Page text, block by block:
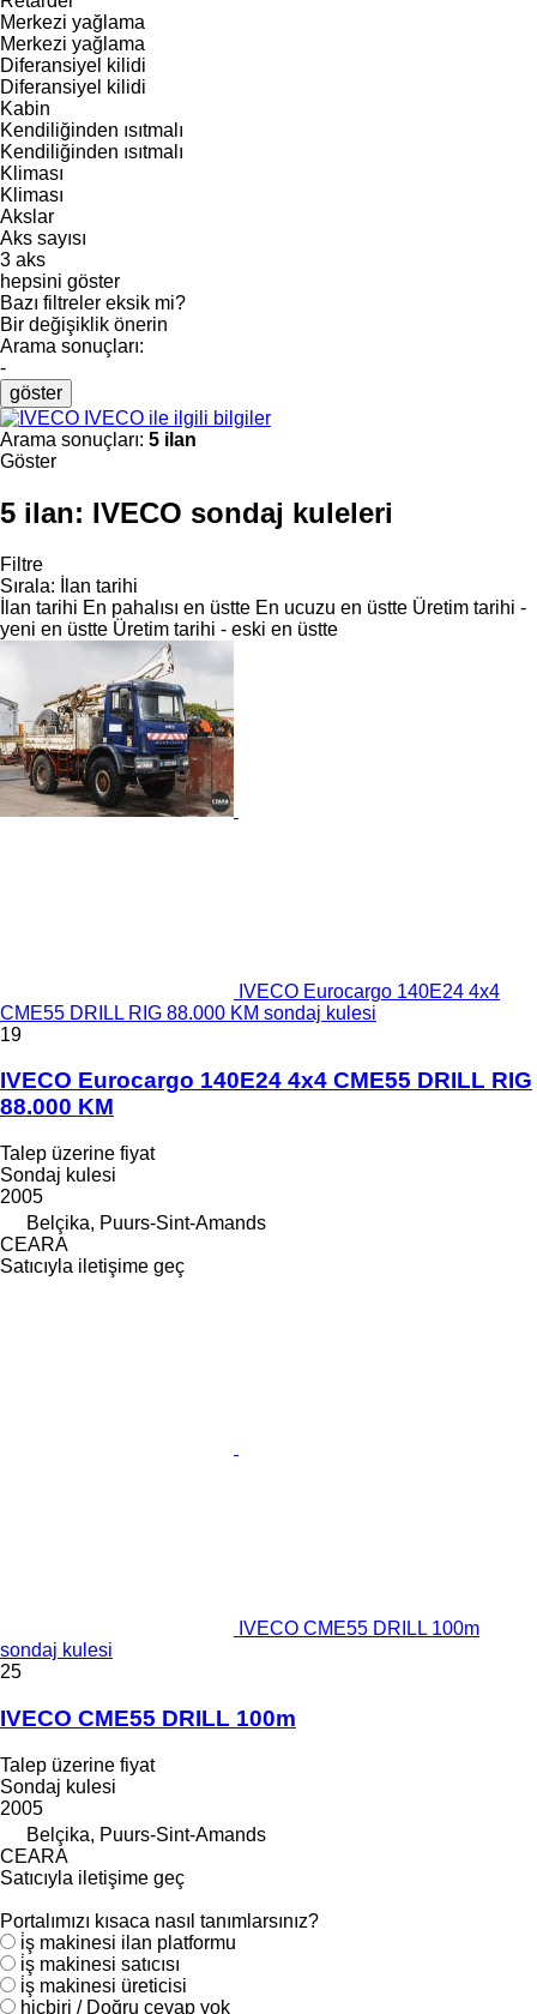
Merkezi yağlama
Merkezi yağlama
Diferansiyel kilidi
Diferansiyel kilidi
Kabin
Kendiliğinden ısıtmalı
Kendiliğinden ısıtmalı
Kliması
Kliması
Akslar
Aks sayısı
3 aks
hepsini göster
Bazı filtreler eksik mi?
Bir değişiklik önerin
Arama sonuçları:
-
göster
IVECO ile ilgili bilgiler
Arama sonuçları: 5 ilan
Göster
5 ilan: IVECO sondaj kuleleri
Filtre
Sırala:
İlan tarihi
İlan tarihi En pahalısı en üstte En ucuzu en üstte Üretim tarihi -
yeni en üstte Üretim tarihi - eski en üstte
IVECO Eurocargo 140E24 4x4
CME55 DRILL RIG 88.000 KM sondaj kulesi
19
IVECO Eurocargo 140E24 4x4 CME55 DRILL RIG
88.000 KM
Talep üzerine fiyat
Sondaj kulesi
2005
Belçika, Puurs-Sint-Amands
CEARA
Satıcıyla iletişime geç
IVECO CME55 DRILL 100m
sondaj kulesi
25
IVECO CME55 DRILL 100m
Talep üzerine fiyat
Sondaj kulesi
2005
Belçika, Puurs-Sint-Amands
CEARA
Satıcıyla iletişime geç
Portalımızı kısaca nasıl tanımlarsınız?
i̇ş makinesi ilan platformu
i̇ş makinesi satıcısı
i̇ş makinesi üreticisi
hiçbiri / Doğru cevap yok